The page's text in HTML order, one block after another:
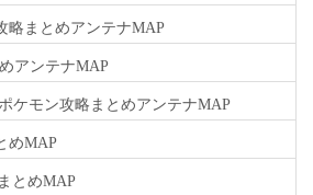
まとめアンテナMAP
アンテナMAP
ケモン攻略まとめアンテナMAP
めMAP
とめMAP